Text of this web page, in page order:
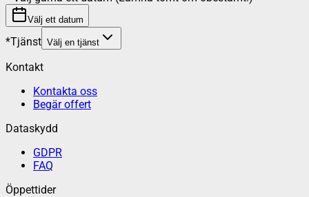
Välj ett datum
*Tjänst Välj en tjänst
Kontakt
Kontakta oss
Begär offert
Dataskydd
GDPR
FAQ
Öppettider